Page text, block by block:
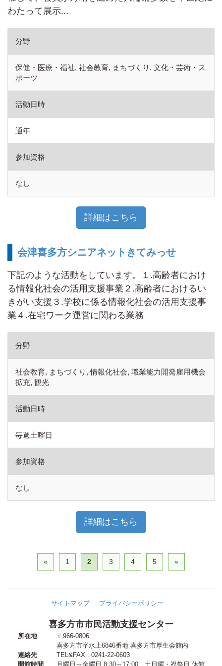
わたって展示...
分野
保健・医療・福祉, 社会教育, まちづくり, 文化・芸術・ス
ポーツ
活動日時
通年
参加資格
なし
詳細はこちら
会津喜多方シニアネットきてみっせ
下記のような活動をしています。１.高齢者におけ
る情報化社会の活用支援事業２.高齢者におけるい
きがい支援３.学校に係る情報化社会の活用支援事
業４.在宅ワーク運営に関わる業務
分野
社会教育, まちづくり, 情報化社会, 職業能力開発雇用機会
拡充, 観光
活動日時
毎週土曜日
参加資格
なし
詳細はこちら
« 1 2 3 4 5 »
喜多方市市民活動支援センター
所在地
〒966-0806
喜多方市字水上6846番地 喜多方市厚生会館内
連絡先
TEL&FAX : 0241-22-0603
開館時間
月曜日～金曜日 8:30～17:00、 土日曜・祝祭日 休館
サイトマップ プライバシーポリシー